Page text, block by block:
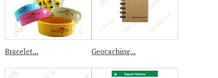
Bracelet... Geocaching...